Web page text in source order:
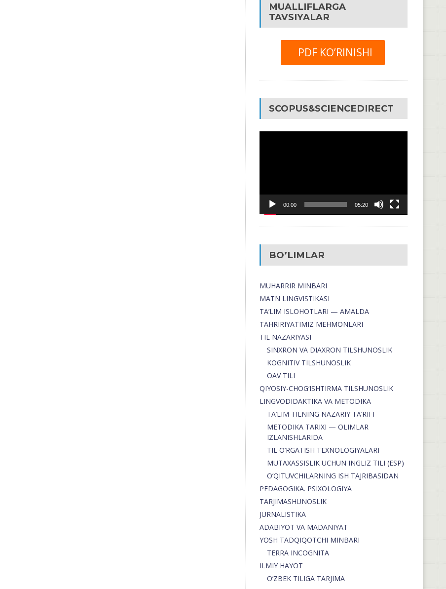
MUALLIFLARGA
TAVSIYALAR
PDF KO’RINISHI
SCOPUS&SCIENCEDIRECT
00:00 05:20
BO’LIMLAR
MUHARRIR MINBARI
MATN LINGVISTIKASI
TA’LIM ISLOHOTLARI — AMALDA
TAHRIRIYATIMIZ MEHMONLARI
TIL NAZARIYASI
SINXRON VA DIAXRON TILSHUNOSLIK
KOGNITIV TILSHUNOSLIK
OAV TILI
QIYOSIY-CHOG‘ISHTIRMA TILSHUNOSLIK
LINGVODIDAKTIKA VA METODIKA
TA’LIM TILNING NAZARIY TA’RIFI
METODIKA TARIXI — OLIMLAR
IZLANISHLARIDA
TIL O’RGATISH TEXNOLOGIYALARI
MUTAXASSISLIK UCHUN INGLIZ TILI (ESP)
O’QITUVCHILARNING ISH TAJRIBASIDAN
PEDAGOGIKA. PSIXOLOGIYA
TARJIMASHUNOSLIK
JURNALISTIKA
ADABIYOT VA MADANIYAT
YOSH TADQIQOTCHI MINBARI
TERRA INCOGNITA
ILMIY HAYOT
O’ZBEK TILIGA TARJIMA